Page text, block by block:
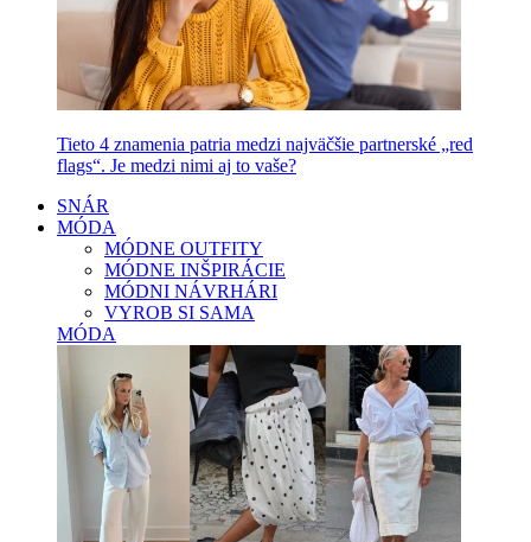
Tieto 4 znamenia patria medzi najväčšie partnerské „red
flags“. Je medzi nimi aj to vaše?
SNÁR
MÓDA
MÓDNE OUTFITY
MÓDNE INŠPIRÁCIE
MÓDNI NÁVRHÁRI
VYROB SI SAMA
MÓDA